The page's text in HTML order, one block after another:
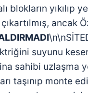
blokların yıkılıp
ancak
suyunu
sahibi uzlaşma
taşınıp monte